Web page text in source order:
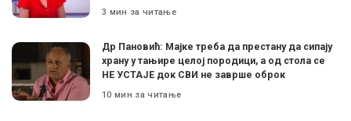
3 мин за читање
Др Пановић: Мајке треба да престану да сипају
храну у тањире целој породици, а од стола се
НЕ УСТАЈЕ док СВИ не заврше оброк
10 мин за читање